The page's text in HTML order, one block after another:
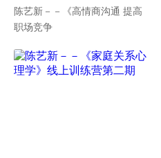
陈艺新－－《高情商沟通 提高
职场竞争